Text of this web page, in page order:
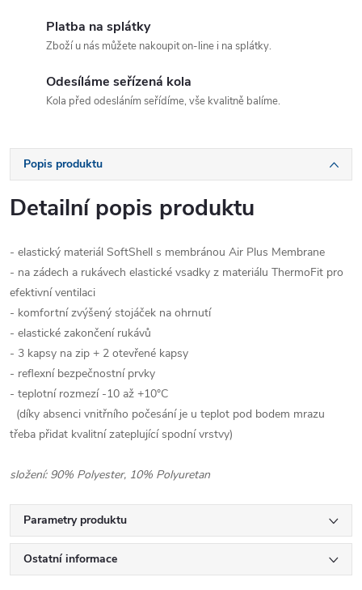
Platba na splátky
Zboží u nás můžete nakoupit on-line i na splátky.
Odesíláme seřízená kola
Kola před odesláním seřídíme, vše kvalitně balíme.
Popis produktu
Detailní popis produktu
- elastický materiál SoftShell s membránou Air Plus Membrane
- na zádech a rukávech elastické vsadky z materiálu ThermoFit pro
efektivní ventilaci
- komfortní zvýšený stojáček na ohrnutí
- elastické zakončení rukávů
- 3 kapsy na zip + 2 otevřené kapsy
- reflexní bezpečnostní prvky
- teplotní rozmezí -10 až +10°C
(díky absenci vnitřního počesání je u teplot pod bodem mrazu
třeba přidat kvalitní zateplující spodní vrstvy)
složení: 90% Polyester, 10% Polyuretan
Parametry produktu
Ostatní informace